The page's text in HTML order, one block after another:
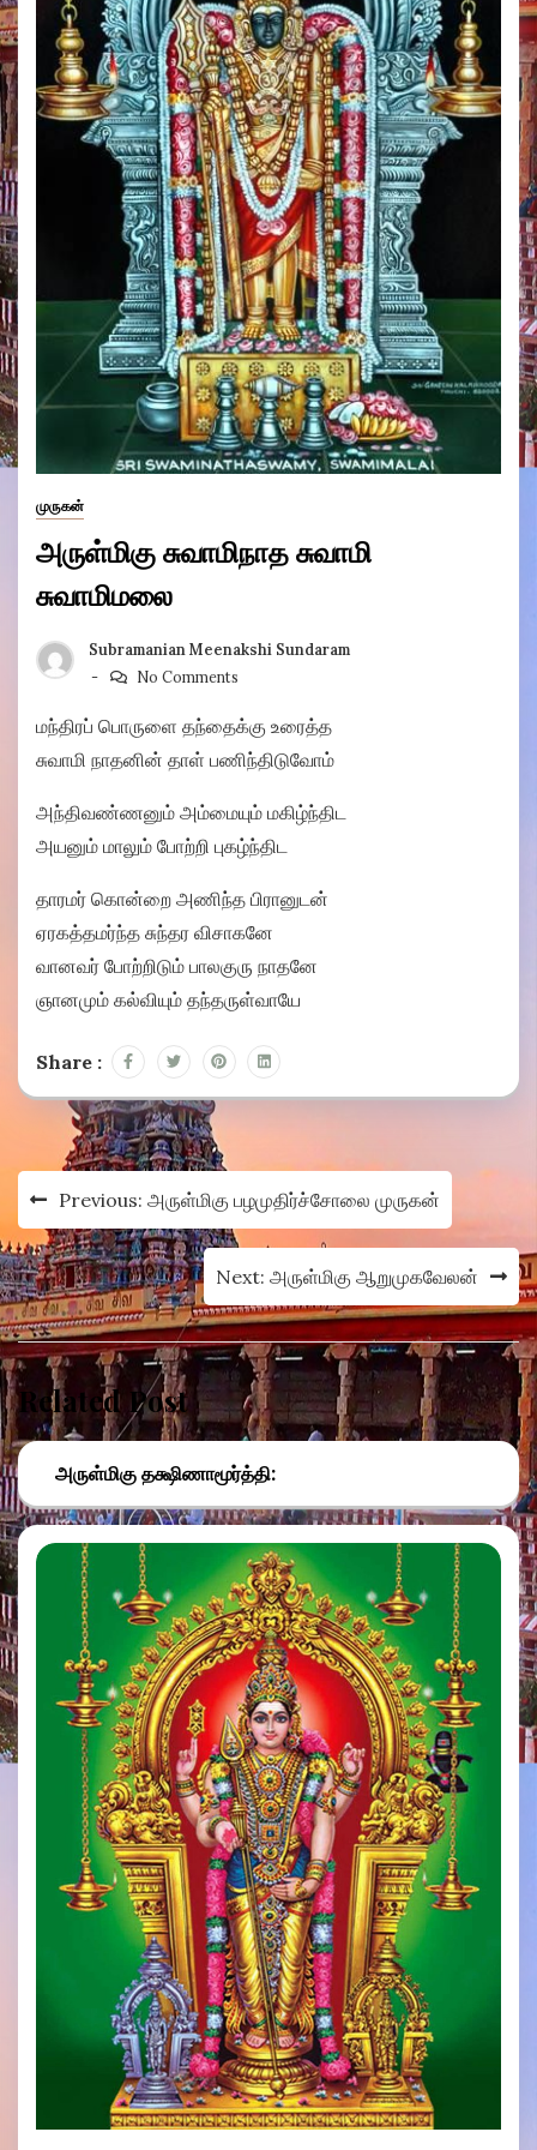
முருகன்
அருள்மிகு சுவாமிநாத சுவாமி
சுவாமிமலை
Subramanian Meenakshi Sundaram
No Comments
மந்திரப் பொருளை தந்தைக்கு உரைத்த
சுவாமி நாதனின் தாள் பணிந்திடுவோம்
அந்திவண்ணனும் அம்மையும் மகிழ்ந்திட
அயனும் மாலும் போற்றி புகழ்ந்திட
தாரமர் கொன்றை அணிந்த பிரானுடன்
ஏரகத்தமர்ந்த சுந்தர விசாகனே
வானவர் போற்றிடும் பாலகுரு நாதனே
ஞானமும் கல்வியும் தந்தருள்வாயே
Share :
Post
navigation
Previous: அருள்மிகு பழமுதிர்ச்சோலை முருகன்
Next: அருள்மிகு ஆறுமுகவேலன்
Related Post
அருள்மிகு தக்ஷிணாமூர்த்தி: